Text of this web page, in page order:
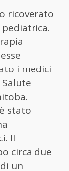
ricoverato
i medici
stato
Il
circa due
un